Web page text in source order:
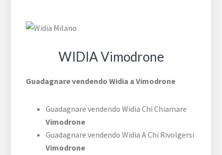
WIDIA Vimodrone
Guadagnare vendendo Widia a Vimodrone
Guadagnare vendendo Widia Chi Chiamare
Vimodrone
Guadagnare vendendo Widia A Chi Rivolgersi
Vimodrone